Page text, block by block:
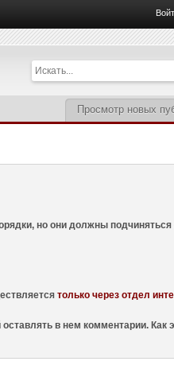
Просмотр новых
но они должны
только через отдел
в нем комментарии. Как